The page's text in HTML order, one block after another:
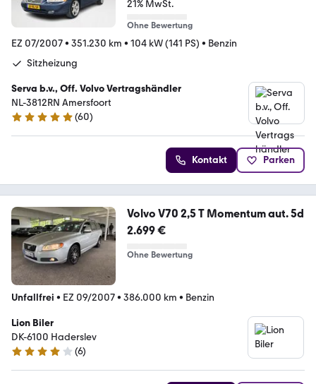
21% MwSt.
Ohne Bewertung
EZ 07/2007• 351.230 km • 104 kW (141 PS) • Benzin
Sitzheizung
Serva b.v., Off. Volvo Vertragshändler
NL-3812RN Amersfoort
4.9 Sterne
(60)
Kontakt Parken
Volvo V70 2,5 T Momentum aut. 5d
2.699 €
Ohne Bewertung
Unfallfrei • EZ 09/2007• 386.000 km • Benzin
Lion Biler
DK-6100 Haderslev
4 Sterne
(6)